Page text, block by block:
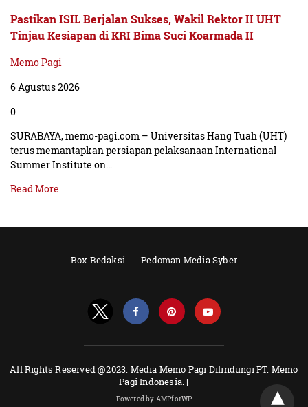
Pastikan ISIL Berjalan Sukses, Wakil Rektor II UHT
Tinjau Kesiapan di KRI Bima Suci Koarmada II
Memo Pagi
6 Agustus 2026
0
SURABAYA, memo-pagi.com – Universitas Hang Tuah (UHT)
terus memantapkan persiapan pelaksanaan International
Summer Institute on…
Read More
Box Redaksi Pedoman Media Syber
All Rights Reserved @2023. Media Memo Pagi Dilindungi PT. Memo
Pagi Indonesia. |
Powered by AMPforWP